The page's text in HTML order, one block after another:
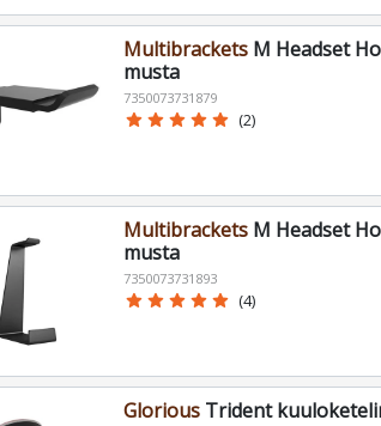
MultibracketsM Headset
musta
7350073731879
star star star star star (2)
MultibracketsM Headset
musta
7350073731893
star star star star star (4)
GloriousTrident